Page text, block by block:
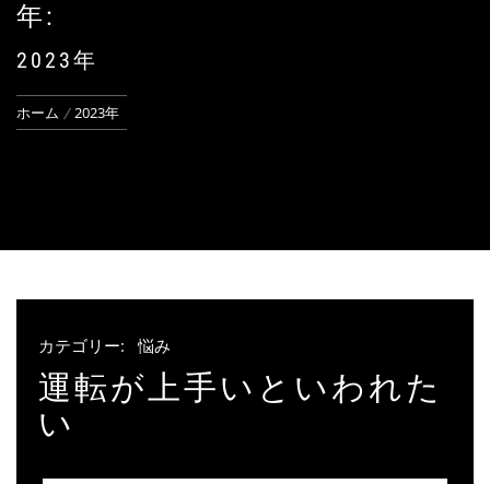
年:
2023年
ホーム 2023年
カテゴリー: 悩み
運転が上手いといわれた
い